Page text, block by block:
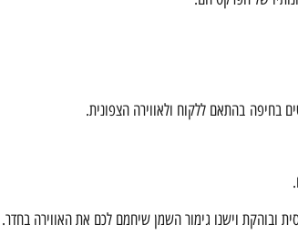
בחיפה בהתאם ללקוח ולאווירה הצפונית.
ובוהקת וישנו גימור השמן שיחמם לכם את האווירה בחדר.